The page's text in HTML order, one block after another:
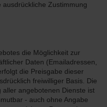
Zustimmung
die Möglichkeit zur
Daten (Emailadressen,
die Preisgabe dieser
freiwilliger Basis. Die
angebotenen Dienste ist
- auch ohne Angabe